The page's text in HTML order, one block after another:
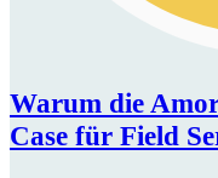
Warum die
Case für Field